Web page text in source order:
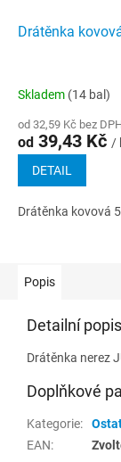
Drátěnka
Skladem (14 bal)
od 32,59 Kč bez
od 39,43 Kč /
DETAIL
Drátěnka kovová
Popis
Detailní
Drátěnka nerez
Doplňkové
Kategorie:
EAN: